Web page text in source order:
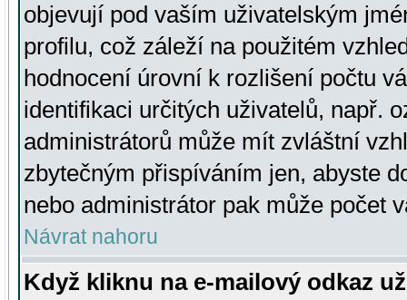
objevují pod vaším uživatelským
profilu, což záleží na použitém
hodnocení úrovní k rozlišení počtu
identifikaci určitých uživatelů, např.
administrátorů může mít zvláštní
zbytečným přispíváním jen, abyste
nebo administrátor pak může počet
Návrat nahoru
Když kliknu na e-mailový odkaz